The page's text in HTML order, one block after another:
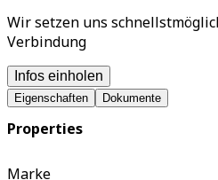
Wir setzen uns
Verbindung
Infos einholen
Eigenschaften Dokumente
Properties
Marke